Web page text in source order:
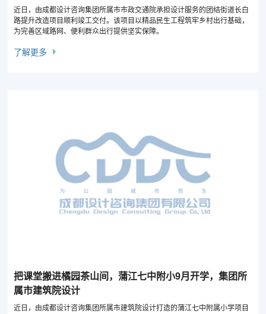
近日，由成都设计咨询集团所属市市政交通院承担设计服务的团结街道长白
路提升改造项目顺利竣工交付。该项目以精品民生工程筑牢乡村出行基础，
为完善区域路网、便利群众出行提供坚实保障。
了解更多
把课堂搬进橘园茶山间，蒲江七中附小9月开学，集团所
属市建筑院设计
近日，由成都设计咨询集团所属市建筑院设计打造的蒲江七中附属小学项目